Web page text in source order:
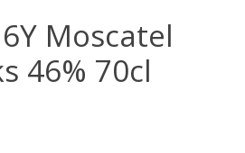
Moscatel
46% 70cl